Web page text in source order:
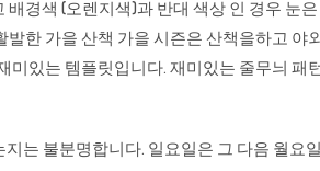
경색 (오렌지색)과 반대 색상 인 경우 눈
한 가을 산책 가을 시즌은 산책을하고 야
있는 템플릿입니다. 재미있는 줄무늬 패
는 불분명합니다. 일요일은 그 다음 월요